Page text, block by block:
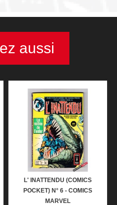
aussi
L' INATTENDU (COMICS
POCKET) N° 6 - COMICS
MARVEL